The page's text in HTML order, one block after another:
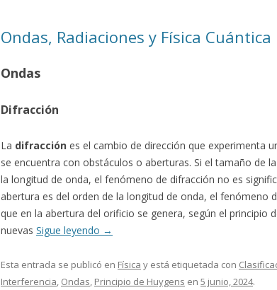
Ondas, Radiaciones y Física Cuántica
Ondas
Difracción
La difracción es el cambio de dirección que experimenta
se encuentra con obstáculos o aberturas. Si el tamaño de
la longitud de onda, el fenómeno de difracción no es
abertura es del orden de la longitud de onda, el fenómeno
que en la abertura del orificio se genera, según el principio
nuevas Sigue leyendo →
Esta entrada se publicó en Física y está etiquetada con
Interferencia, Ondas, Principio de Huygens en 5 junio, 2024.